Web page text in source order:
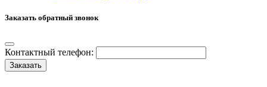
Заказать обратный звонок
Контактный телефон:
Заказать